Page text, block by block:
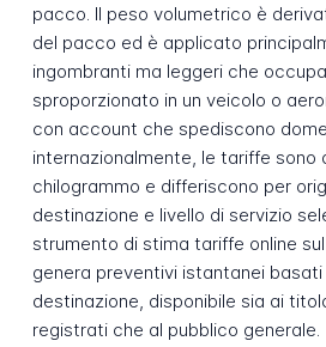
pacco. Il peso volumetrico è
del pacco ed è applicato
ingombranti ma leggeri che
sproporzionato in un veicolo o
con account che spediscono
internazionalmente, le tariffe sono
chilogrammo e differiscono per
destinazione e livello di servizio
strumento di stima tariffe online
genera preventivi istantanei
destinazione, disponibile sia ai
registrati che al pubblico generale.